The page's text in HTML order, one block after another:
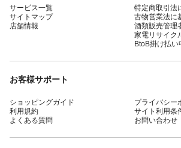
サービス一覧
サイトマップ
店舗情報
特定商取引法
古物営業法に
酒類販売管理
家電リサイク
BtoB掛け払い
お客様サポート
ショッピングガイド
利用規約
よくある質問
プライバシー
サイト利用条
お問い合わせ